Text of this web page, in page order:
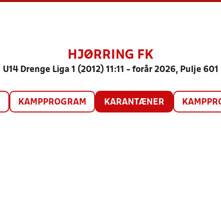
HJØRRING FK
U14 Drenge Liga 1 (2012) 11:11 - forår 2026, Pulje 601
KAMPPROGRAM KARANTÆNER